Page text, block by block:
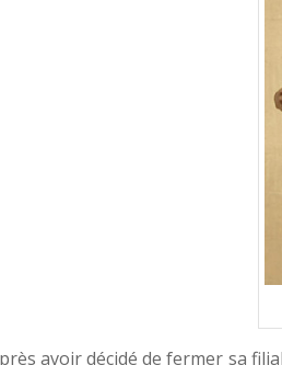
avoir décidé de fermer sa